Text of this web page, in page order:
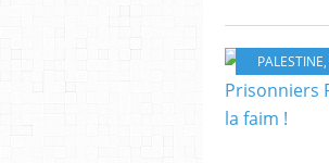
PALESTINE,